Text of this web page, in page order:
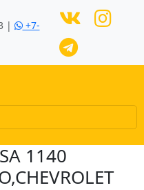
|
+7-
1140